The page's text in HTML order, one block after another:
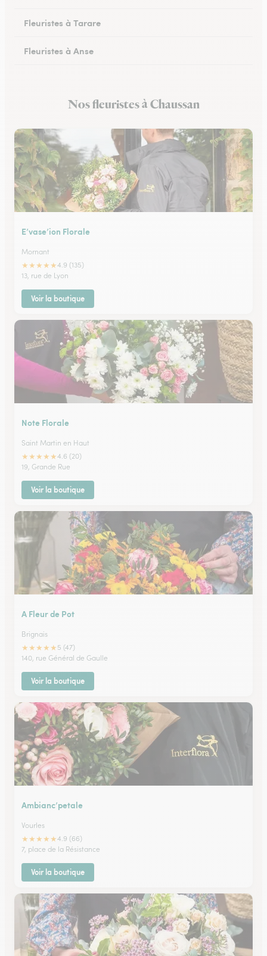
Fleuristes à Tarare
Fleuristes à Anse
Fleuristes à Amplepuis
Nos fleuristes à Chaussan
E’vase’ion Florale
Mornant
★★★★★4.9 (135)
13, rue de Lyon
Voir la boutique
Note Florale
Saint Martin en Haut
★★★★★4.6 (20)
19, Grande Rue
Voir la boutique
A Fleur de Pot
Brignais
★★★★★ 5 (47)
140, rue Général de Gaulle
Voir la boutique
Ambianc’petale
Vourles
★★★★★4.9 (66)
7, place de la Résistance
Voir la boutique